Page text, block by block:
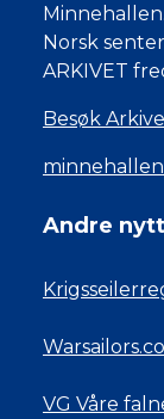
Norsk
ARKIVET
Besøk
Andre
VG Våre